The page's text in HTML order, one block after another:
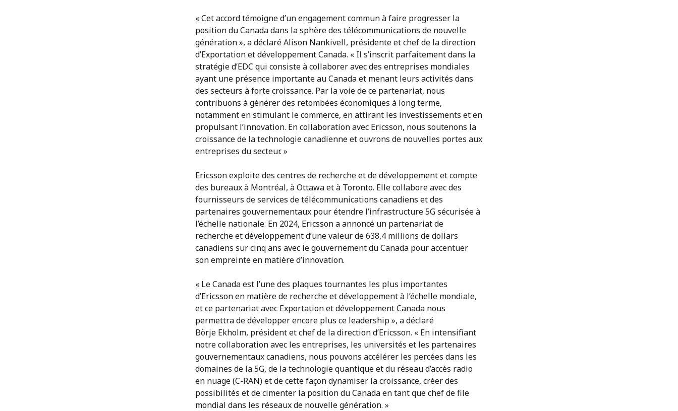
« Cet accord témoigne d’un engagement commun à faire progresser la
position du Canada dans la sphère des télécommunications de nouvelle
génération », a déclaré Alison Nankivell, présidente et chef de la direction
d’Exportation et développement Canada. « Il s’inscrit parfaitement dans la
stratégie d’EDC qui consiste à collaborer avec des entreprises mondiales
ayant une présence importante au Canada et menant leurs activités dans
des secteurs à forte croissance. Par la voie de ce partenariat, nous
contribuons à générer des retombées économiques à long terme,
notamment en stimulant le commerce, en attirant les investissements et en
propulsant l’innovation. En collaboration avec Ericsson, nous soutenons la
croissance de la technologie canadienne et ouvrons de nouvelles portes aux
entreprises du secteur. »
Ericsson exploite des centres de recherche et de développement et compte
des bureaux à Montréal, à Ottawa et à Toronto. Elle collabore avec des
fournisseurs de services de télécommunications canadiens et des
partenaires gouvernementaux pour étendre l’infrastructure 5G sécurisée à
l’échelle nationale. En 2024, Ericsson a annoncé un partenariat de
recherche et développement d’une valeur de 638,4 millions de dollars
canadiens sur cinq ans avec le gouvernement du Canada pour accentuer
son empreinte en matière d’innovation.
« Le Canada est l’une des plaques tournantes les plus importantes
d’Ericsson en matière de recherche et développement à l’échelle mondiale,
et ce partenariat avec Exportation et développement Canada nous
permettra de développer encore plus ce leadership », a déclaré
Börje Ekholm, président et chef de la direction d’Ericsson. « En intensifiant
notre collaboration avec les entreprises, les universités et les partenaires
gouvernementaux canadiens, nous pouvons accélérer les percées dans les
domaines de la 5G, de la technologie quantique et du réseau d’accès radio
en nuage (C-RAN) et de cette façon dynamiser la croissance, créer des
possibilités et de cimenter la position du Canada en tant que chef de file
mondial dans les réseaux de nouvelle génération. »